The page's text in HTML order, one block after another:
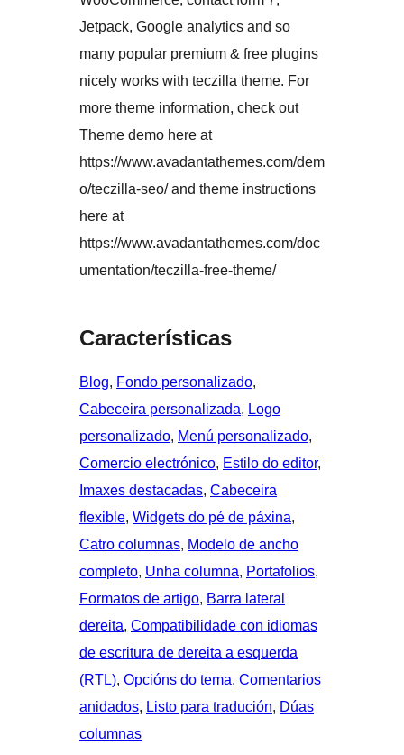
Jetpack, Google analytics and so
many popular premium & free plugins
nicely works with teczilla theme. For
more theme information, check out
Theme demo here at
https://www.avadantathemes.com/dem
o/teczilla-seo/ and theme instructions
here at
https://www.avadantathemes.com/doc
umentation/teczilla-free-theme/
Características
Blog, Fondo personalizado
Cabeceira personalizada, Logo
personalizado, Menú personalizado
Comercio electrónico, Estilo do editor
Imaxes destacadas, Cabeceira
flexible, Widgets do pé de páxina
Catro columnas, Modelo de ancho
completo, Unha columna, Portafolios
Formatos de artigo, Barra lateral
dereita, Compatibilidade con idiomas
de escritura de dereita a esquerda
(RTL), Opcións do tema, Comentarios
anidados, Listo para tradución, Dúas
columnas